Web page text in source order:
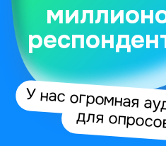
11
тысяч
опросов